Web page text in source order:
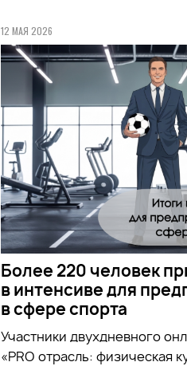
12 МАЯ 2026
Более 220 человек
в интенсиве для
в сфере спорта
Участники двухдневного
«PRO отрасль: физическая